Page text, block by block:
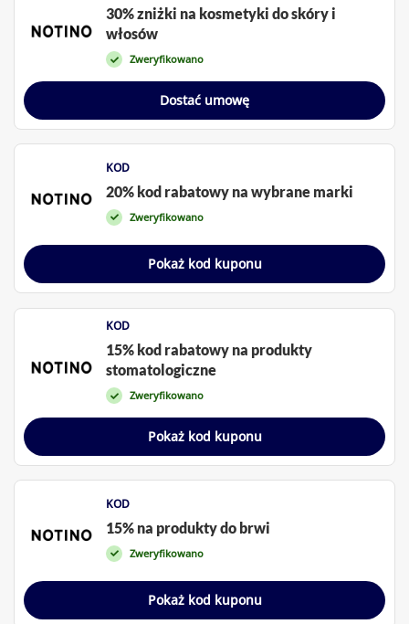
30% zniżki na kosmetyki do skóry i
włosów
Zweryfikowano
Dostać umowę
KOD
20% kod rabatowy na wybrane marki
Zweryfikowano
Pokaż kod kuponu
KOD
15% kod rabatowy na produkty
stomatologiczne
Zweryfikowano
Pokaż kod kuponu
KOD
15% na produkty do brwi
Zweryfikowano
Pokaż kod kuponu